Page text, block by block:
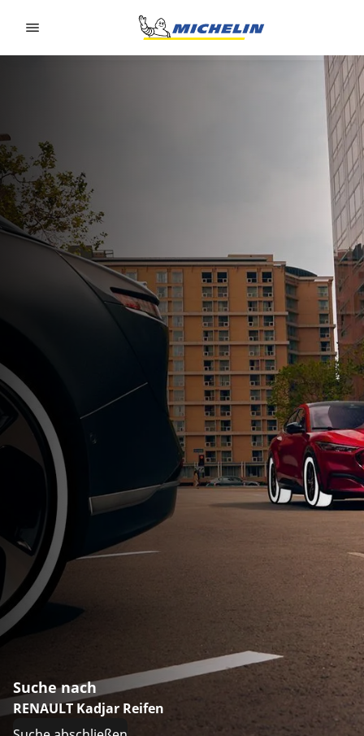
Suche nach
RENAULT Kadjar Reifen